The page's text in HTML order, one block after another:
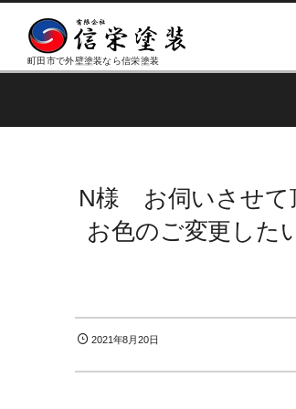
町田市で外壁塗装なら信栄塗装
N様 お伺いさせて
お色のご変更した
2021年8月20日